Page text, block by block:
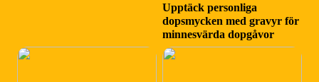
Upptäck personliga
dopsmycken med gravyr för
minnesvärda dopgåvor